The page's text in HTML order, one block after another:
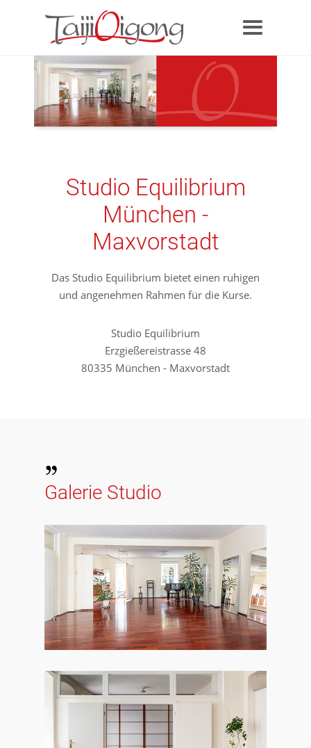
Studio Equilibrium
München -
Maxvorstadt
Das Studio Equilibrium bietet einen ruhigen
und angenehmen Rahmen für die Kurse.
Studio Equilibrium
Erzgießereistrasse 48
80335 München - Maxvorstadt
Galerie Studio